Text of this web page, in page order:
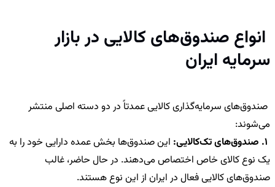
انواع صندوق‌های کالایی در بازار
سرمایه ایران
صندوق‌های سرمایه‌گذاری کالایی عمدتاً در دو دسته اصلی منتشر
می‌شوند:
این صندوق‌ها بخش عمده دارایی خود را به
یک نوع کالای خاص اختصاص می‌دهند. در حال حاضر، غالب
صندوق‌های کالایی فعال در ایران از این نوع هستند.